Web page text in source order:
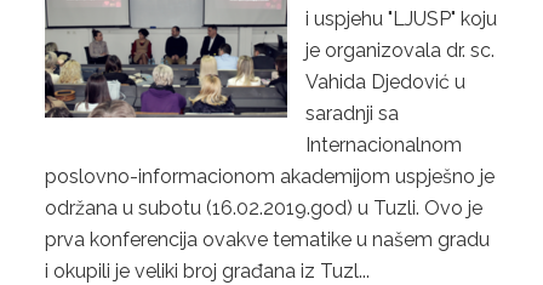
i uspjehu "LJUSP" koju
je organizovala dr. sc.
Vahida Djedović u
saradnji sa
Internacionalnom
poslovno-informacionom akademijom uspješno je
održana u subotu (16.02.2019.god) u Tuzli. Ovo je
prva konferencija ovakve tematike u našem gradu
i okupili je veliki broj građana iz Tuzl...